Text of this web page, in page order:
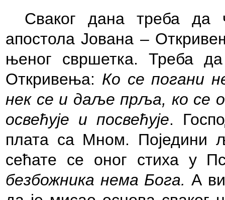
Сваког дана треба да
апостола Јована –
њеног свршетка. Треба
Откривења: Ко се погани
нек се и даље прља, ко се
освећује и посвећује.
плата са Мном. Поједини
сећате се оног стиха у
безбожника нема Бога. А